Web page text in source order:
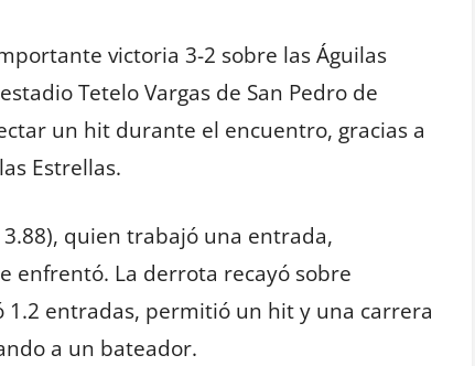
victoria 3-2 sobre las Águilas
Tetelo Vargas de San Pedro de
un hit durante el encuentro, gracias a
Estrellas.
quien trabajó una entrada,
enfrentó. La derrota recayó sobre
1.2 entradas, permitió un hit y una carrera
a un bateador.